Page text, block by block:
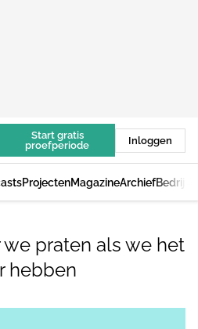
Start gratis
proefperiode
Inloggen
ProjectenMagazineArchief
praten als we het
hebben